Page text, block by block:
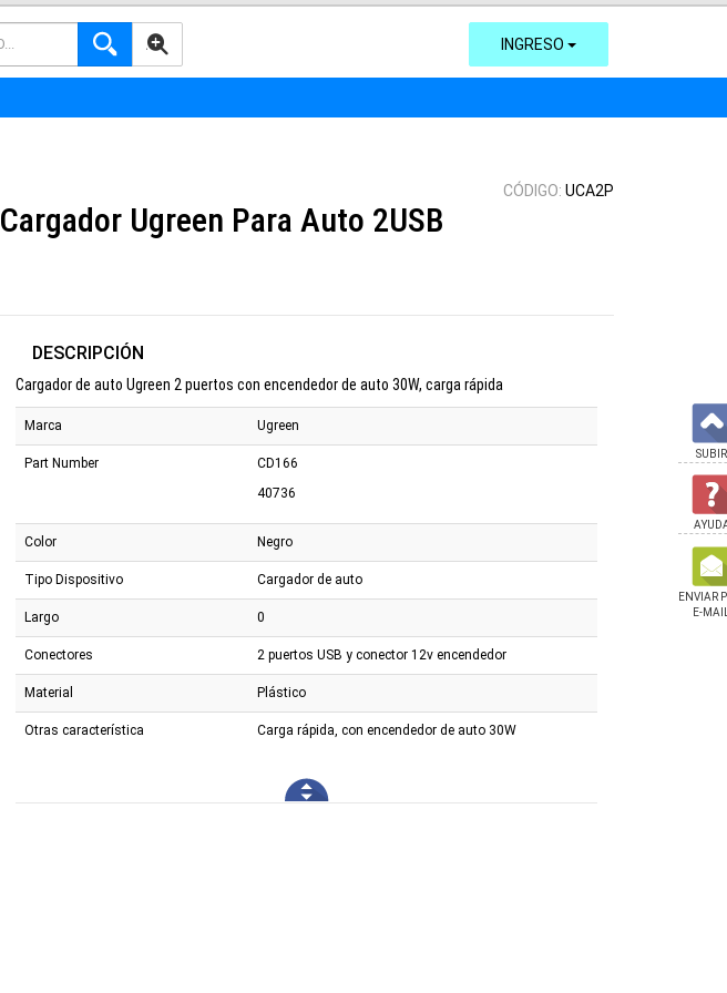
AVANZADA INGRESO
CÓDIGO: UCA2P
Cargador Ugreen Para Auto 2USB
DESCRIPCIÓN
Cargador de auto Ugreen 2 puertos con encendedor de auto 30W, carga rápida
Marca Ugreen
Part Number
CD166
40736
Color Negro
Tipo Dispositivo Cargador de auto
Largo 0
Conectores 2 puertos USB y conector 12v encendedor
Material Plástico
Otras característica Carga rápida, con encendedor de auto 30W
SUBIR
ENVIAR
E-